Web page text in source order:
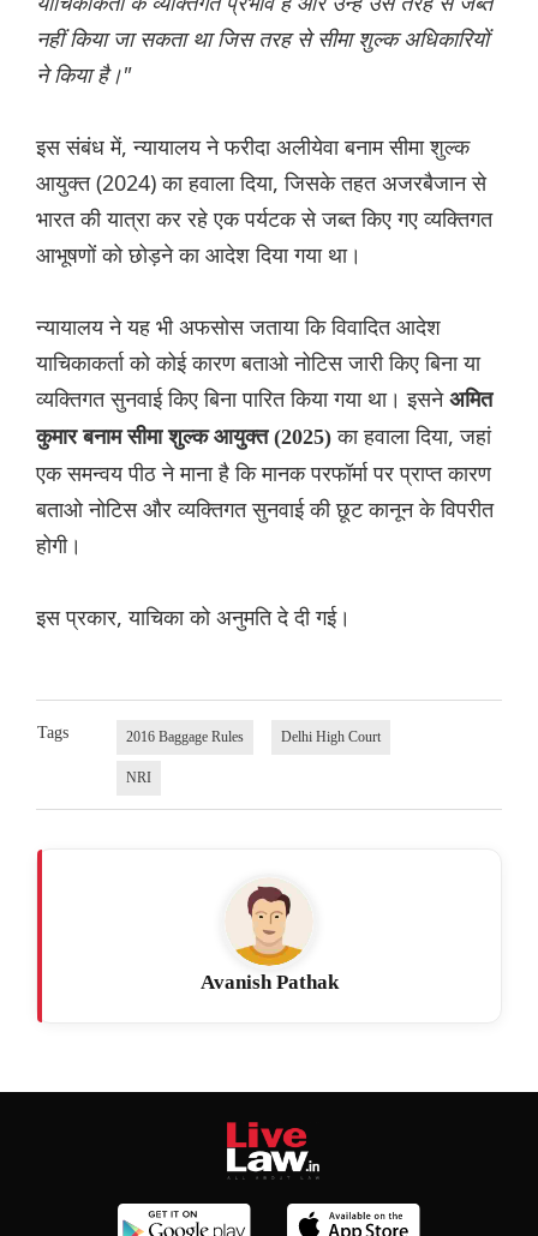
नहीं किया जा सकता था जिस तरह से सीमा शुल्क अधिकारियों
ने किया है।"
इस संबंध में, न्यायालय ने फरीदा अलीयेवा बनाम सीमा शुल्क
आयुक्त (2024) का हवाला दिया, जिसके तहत अजरबैजान से
भारत की यात्रा कर रहे एक पर्यटक से जब्त किए गए व्यक्तिगत
आभूषणों को छोड़ने का आदेश दिया गया था।
न्यायालय ने यह भी अफसोस जताया कि विवादित आदेश
याचिकाकर्ता को कोई कारण बताओ नोटिस जारी किए बिना या
व्यक्तिगत सुनवाई किए बिना पारित किया गया था। इसने अमित
कुमार बनाम सीमा शुल्क आयुक्त (2025) का हवाला दिया, जहां
एक समन्वय पीठ ने माना है कि मानक परफॉर्मा पर प्राप्त कारण
बताओ नोटिस और व्यक्तिगत सुनवाई की छूट कानून के विपरीत
होगी।
इस प्रकार, याचिका को अनुमति दे दी गई।
Tags 2016 Baggage Rules Delhi High Court
NRI
Avanish Pathak